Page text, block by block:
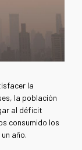
la
la población
al déficit
consumido los
año.